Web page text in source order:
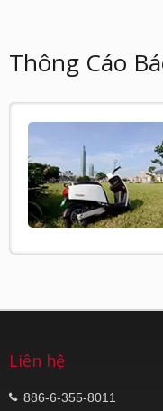
Thông Cáo
Liên hệ
886-6-355-8011